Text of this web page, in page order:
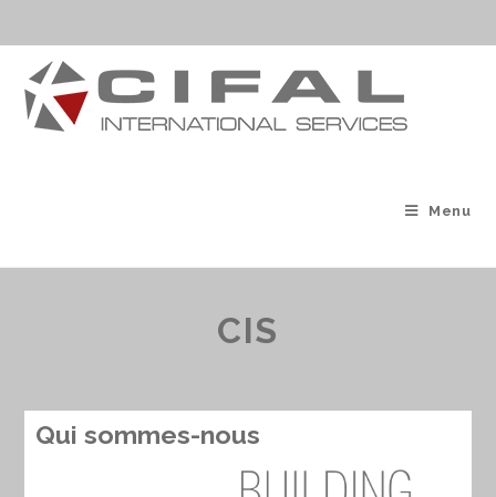
Menu
CIS
Qui sommes-nous